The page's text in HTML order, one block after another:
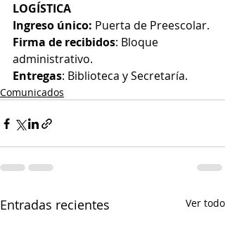
LOGÍSTICA
Ingreso único: Puerta de Preescolar.
Firma de recibidos: Bloque
administrativo.
Entregas: Biblioteca y Secretaría.
Comunicados
Entradas recientes Ver todo